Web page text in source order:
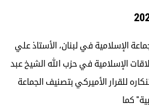
الإسلامية في لبنان، الأستاذ علي
الإسلامية في حزب الله الشيخ عبد
للقرار ‏الأميركي بتصنيف الجماعة
كما